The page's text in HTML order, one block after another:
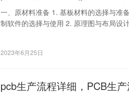
一、原材料准备 1. 基板材料的选择与准
制软件的选择与使用 2. 原理图与布局设
2023年6月25日
pcb生产流程详细，PCB生